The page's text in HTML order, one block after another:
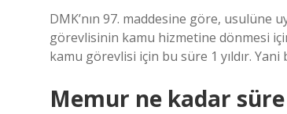
DMK’nın 97. maddesine göre, usulüne
görevlisinin kamu hizmetine dönmesi
kamu görevlisi için bu süre 1 yıldır.
Memur ne kadar süre